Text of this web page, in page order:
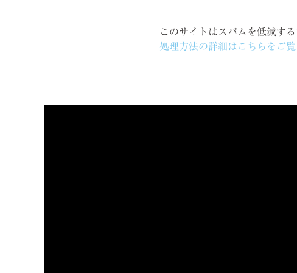
このサイトはスパムを低減す
処理方法の詳細はこちらをご